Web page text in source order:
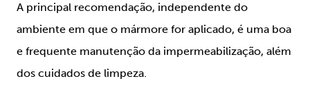
A principal recomendação, independente do
ambiente em que o mármore for aplicado, é uma boa
e frequente manutenção da impermeabilização, além
dos cuidados de limpeza.